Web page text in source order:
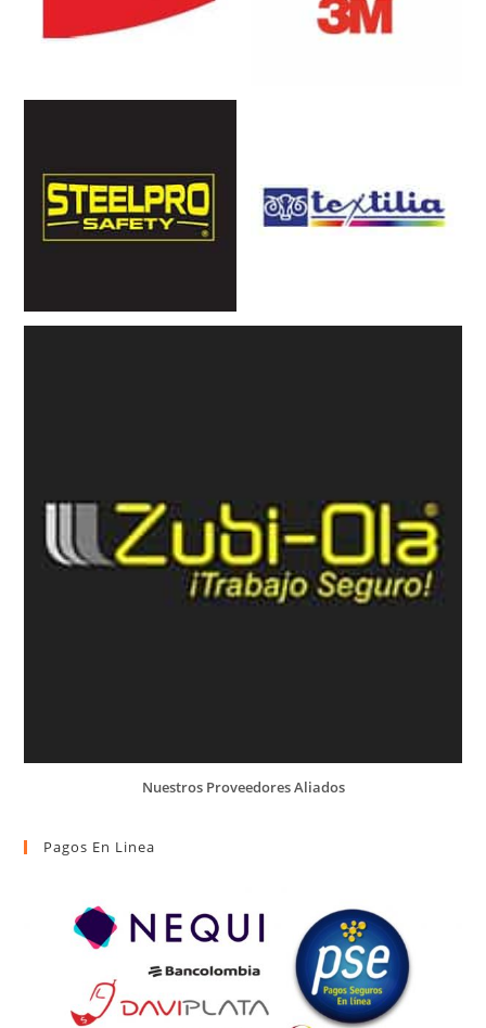
Nuestros Proveedores Aliados
Pagos En Linea